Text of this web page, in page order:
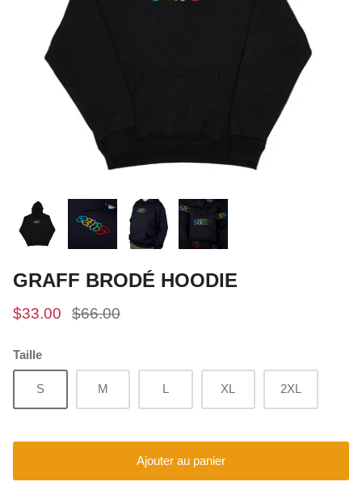
GRAFF BRODÉ HOODIE
$33.00 $66.00
Taille
S M L XL 2XL
Ajouter au panier